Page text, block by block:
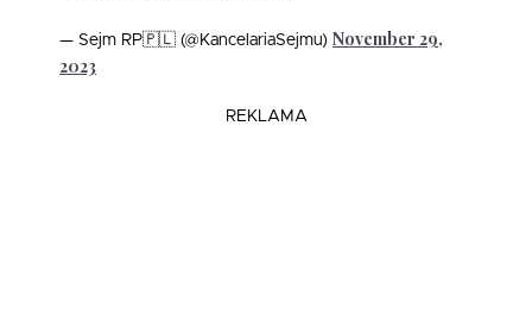
— Sejm RP🇵🇱 (@KancelariaSejmu) November 29,
2023
REKLAMA